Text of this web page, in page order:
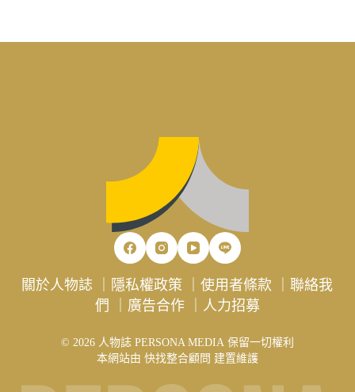
關於人物誌 隱私權政策 ｜使用者條款 ｜聯絡我
們
廣告合作｜ 人力招募
© 2026 人物誌 PERSONA MEDIA 保留一切權利
本網站由 快找整合顧問 建置維護